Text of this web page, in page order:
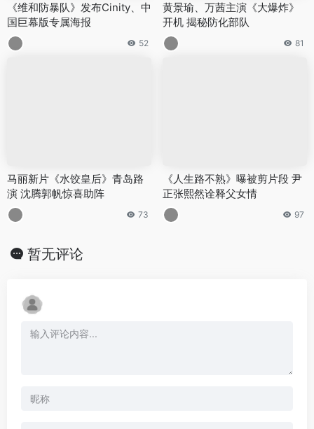
《维和防暴队》发布Cinity、中
国巨幕版专属海报
52
黄景瑜、万茜主演《大爆炸》
开机 揭秘防化部队
81
马丽新片《水饺皇后》青岛路
演 沈腾郭帆惊喜助阵
73
《人生路不熟》曝被剪片段 尹
正张熙然诠释父女情
97
暂无评论